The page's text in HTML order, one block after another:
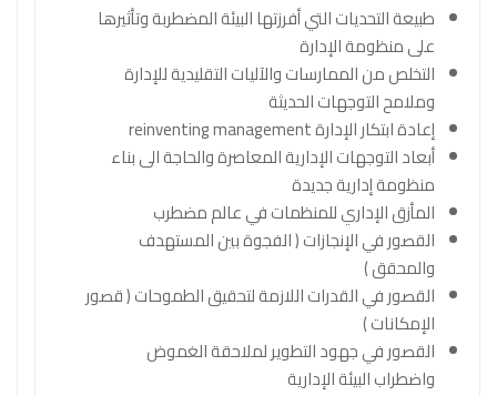
طبيعة التحديات التي أفرزتها البيئة المضطربة وتأثيرها
على منظومة الإدارة
التخلص من الممارسات والآليات التقليدية للإدارة
وملامح التوجهات الحديثة
إعادة ابتكار الإدارة reinventing management
أبعاد التوجهات الإدارية المعاصرة والحاجة الى بناء
منظومة إدارية جديدة
المأزق الإداري للمنظمات في عالم مضطرب
القصور في الإنجازات ( الفجوة بين المستهدف
والمحقق )
القصور في القدرات اللازمة لتحقيق الطموحات ( قصور
الإمكانات )
القصور في جهود التطوير لملاحقة الغموض
واضطراب البيئة الإدارية